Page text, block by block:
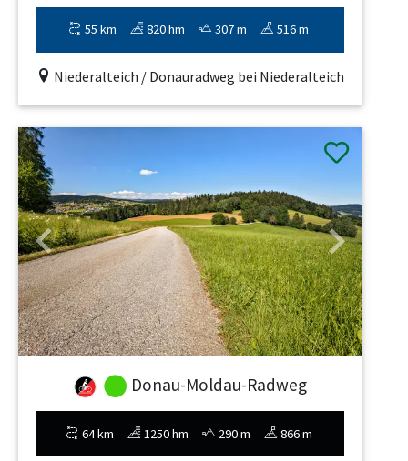
55 km 820 hm 307 m 516 m
Niederalteich / Donauradweg bei Niederalteich
Previous Next
Donau-Moldau-Radweg
64 km 1250 hm 290 m 866 m